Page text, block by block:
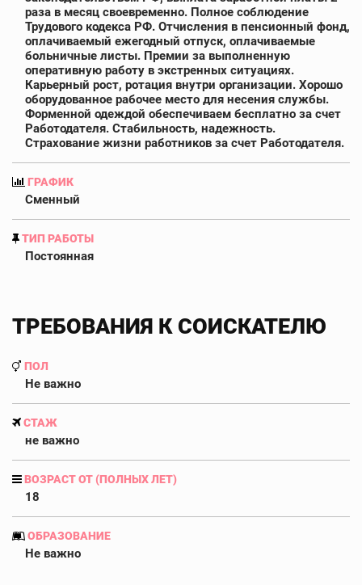
раза в месяц своевременно. Полное соблюдение
Трудового кодекса РФ. Отчисления в пенсионный фонд,
оплачиваемый ежегодный отпуск, оплачиваемые
больничные листы. Премии за выполненную
оперативную работу в экстренных ситуациях.
Карьерный рост, ротация внутри организации. Хорошо
оборудованное рабочее место для несения службы.
Форменной одеждой обеспечиваем бесплатно за счет
Работодателя. Стабильность, надежность.
Страхование жизни работников за счет Работодателя.
ГРАФИК
Сменный
ТИП РАБОТЫ
Постоянная
ТРЕБОВАНИЯ К СОИСКАТЕЛЮ
ПОЛ
Не важно
СТАЖ
не важно
ВОЗРАСТ ОТ (ПОЛНЫХ ЛЕТ)
18
ОБРАЗОВАНИЕ
Не важно